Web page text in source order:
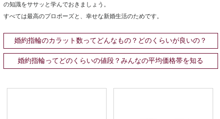
の知識をササッと学んでおきましょう。
すべては最高のプロポーズと、幸せな新婚生活のためです。
婚約指輪のカラット数ってどんなもの？どのくらいが良いの？
婚約指輪ってどのくらいの値段？みんなの平均価格帯を知る